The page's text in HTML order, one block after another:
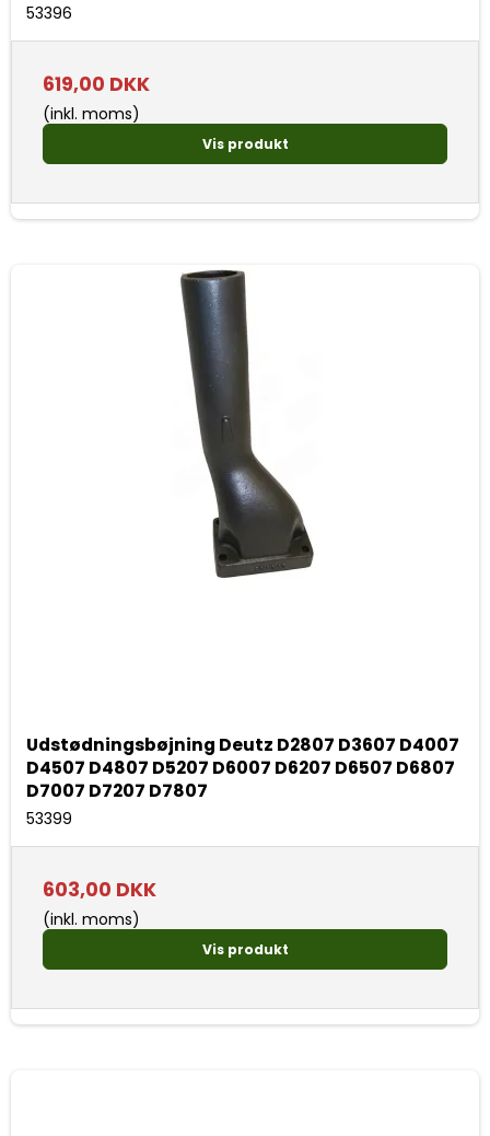
53396
619,00 DKK
(inkl. moms)
Vis produkt
Udstødningsbøjning Deutz D2807 D3607 D4007
D4507 D4807 D5207 D6007 D6207 D6507 D6807
D7007 D7207 D7807
53399
603,00 DKK
(inkl. moms)
Vis produkt